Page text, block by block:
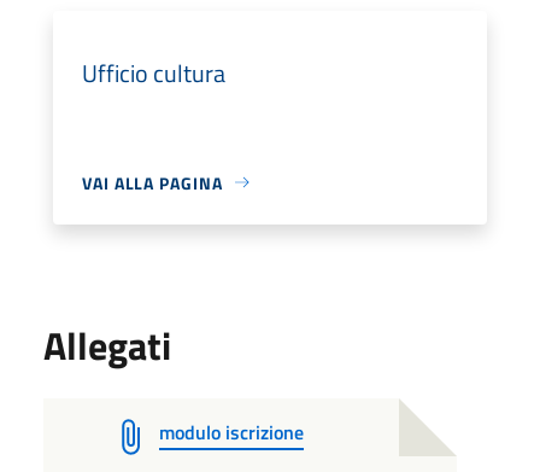
Ufficio cultura
VAI ALLA PAGINA
Allegati
modulo iscrizione